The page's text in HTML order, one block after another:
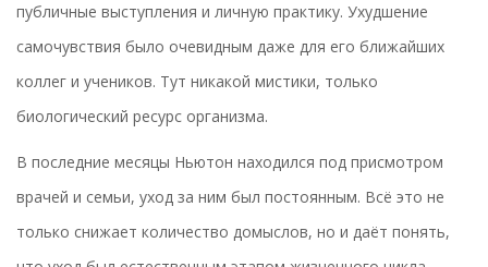
публичные выступления и личную практику. Ухудшение
самочувствия было очевидным даже для его ближайших
коллег и учеников. Тут никакой мистики, только
биологический ресурс организма.
В последние месяцы Ньютон находился под присмотром
врачей и семьи, уход за ним был постоянным. Всё это не
только снижает количество домыслов, но и даёт понять,